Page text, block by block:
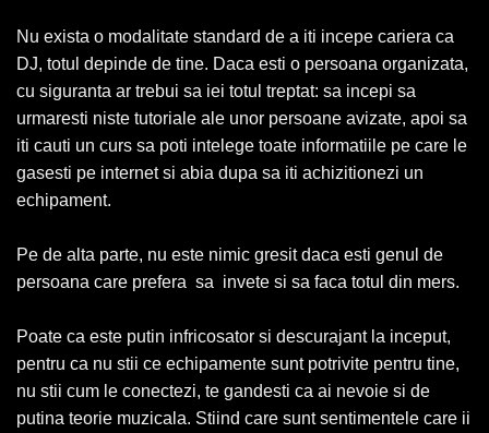
Nu exista o modalitate standard de a iti incepe cariera ca
DJ, totul depinde de tine. Daca esti o persoana organizata,
cu siguranta ar trebui sa iei totul treptat: sa incepi sa
urmaresti niste tutoriale ale unor persoane avizate, apoi sa
iti cauti un curs sa poti intelege toate informatiile pe care le
gasesti pe internet si abia dupa sa iti achizitionezi un
echipament.
Pe de alta parte, nu este nimic gresit daca esti genul de
persoana care prefera sa invete si sa faca totul din mers.
Poate ca este putin infricosator si descurajant la inceput,
pentru ca nu stii ce echipamente sunt potrivite pentru tine,
nu stii cum le conectezi, te gandesti ca ai nevoie si de
putina teorie muzicala. Stiind care sunt sentimentele care ii